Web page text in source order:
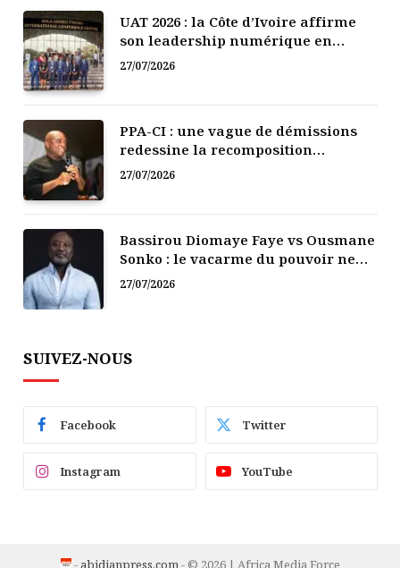
UAT 2026 : la Côte d’Ivoire affirme
son leadership numérique en
Afrique
27/07/2026
PPA-CI : une vague de démissions
redessine la recomposition
politique
27/07/2026
Bassirou Diomaye Faye vs Ousmane
Sonko : le vacarme du pouvoir ne
doit pas faire oublier les liens de la
27/07/2026
SUIVEZ-NOUS
Facebook Twitter
Instagram YouTube
- abidjanpress.com - © 2026 | Africa Media Force